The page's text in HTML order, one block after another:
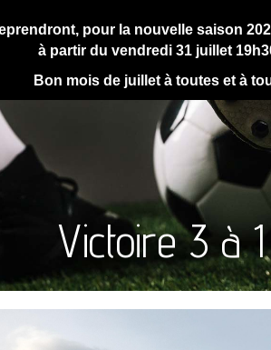
pour la nouvelle saison
à partir du vendredi 31 juillet
Bon mois de juillet à toutes et à
Victoire 3 à